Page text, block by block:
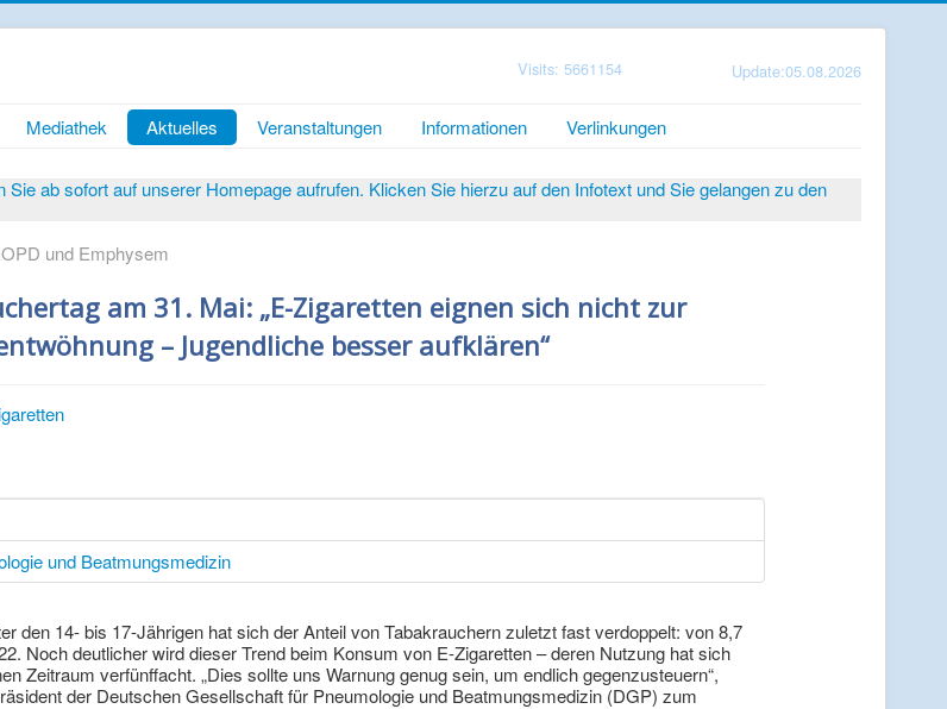
Visits: 5661154 Update:05.08.2026
Mediathek Aktuelles Veranstaltungen Informationen Verlinkungen
ab sofort auf unserer Homepage aufrufen. Klicken Sie hierzu auf den Infotext und Sie gelangen zu den
und Emphysem
am 31. Mai: „E-Zigaretten eignen sich nicht zur
– Jugendliche besser aufklären“
und Beatmungsmedizin
den 14- bis 17-Jährigen hat sich der Anteil von Tabakrauchern zuletzt fast verdoppelt: von 8,7
Noch deutlicher wird dieser Trend beim Konsum von E-Zigaretten – deren Nutzung hat sich
Zeitraum verfünffacht. „Dies sollte uns Warnung genug sein, um endlich gegenzusteuern“,
der Deutschen Gesellschaft für Pneumologie und Beatmungsmedizin (DGP) zum